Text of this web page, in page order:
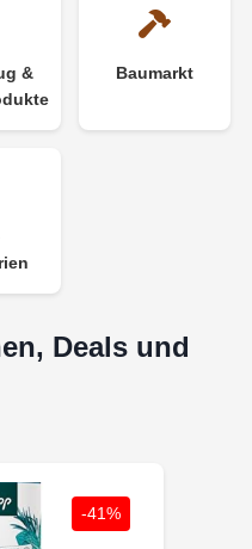
&
Baumarkt
Deals und
-41%